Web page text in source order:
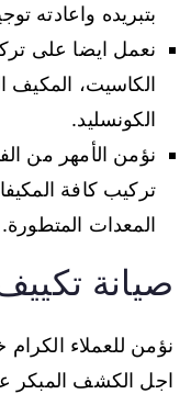
بتبريده واعادته
نعمل ايضا على
الكاسيت، المكيف
الكونسليد.
نؤمن الأمهر من
تركيب كافة
المعدات المتطورة.
صيانة
نؤمن للعملاء
اجل الكشف المبكر